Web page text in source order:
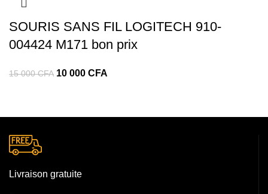
SOURIS SANS FIL LOGITECH 910-
004424 M171 bon prix
15 000CFA 10 000 CFA
Livraison gratuite